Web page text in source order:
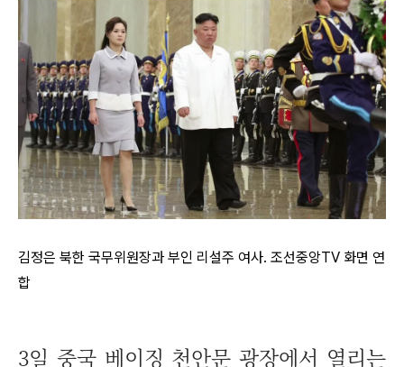
김정은 북한 국무위원장과 부인 리설주 여사. 조선중앙TV 화면 연
합
3일 중국 베이징 천안문 광장에서 열리는